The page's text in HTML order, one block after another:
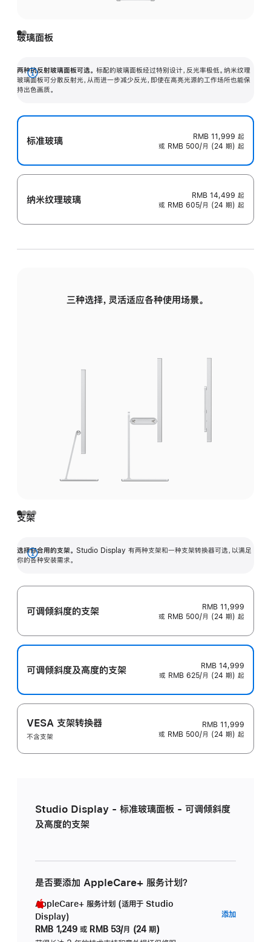
玻璃面板
两种抗反射玻璃面板可选。 标配的玻璃面板经过特别设计，反光率极低。纳米纹理
玻璃面板可分散反射光，从而进一步减少反光，即使在高亮光源的工作场所也能保
持出色画质。
展
开
标准玻璃 RMB 11,999 起
或 RMB 500/月 (24 期) 起
纳米纹理玻璃 RMB 14,499 起
或 RMB 605/月 (24 期) 起
三种选择，灵活适应各种使用场景。
支架
选择你合用的支架。 Studio Display 有两种支架和一种支架转换器可选，以满足
你的各种安装需求。
展
可调倾斜度的支架
RMB 11,999
或 RMB 500/月 (24 期) 起
可调倾斜度及高‍度的支‍架
RMB 14,999
或 RMB 625/月 (24 期) 起
VESA 支架转换器
不含支架
RMB 11,999
或 RMB 500/月 (24 期) 起
Studio Display - 标准玻璃面板 - 可调倾斜度
及高度的支架
是否要添加 AppleCare+ 服务计划？
AppleCare+ 服务计划 (适用于 Studio
Display)
RMB 1,249 或 RMB 53/月 (24 期)
添加